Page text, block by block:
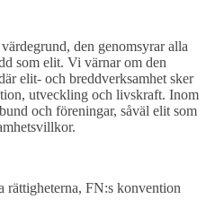
den genomsyrar alla
som elit. Vi värnar om den
elit- och breddverksamhet sker
utveckling och livskraft. Inom
och föreningar, såväl elit som
rättigheterna, FN:s konvention